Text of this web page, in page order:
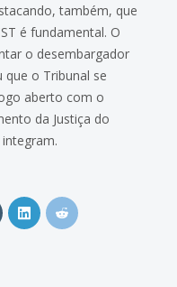
também, que
é fundamental. O
o desembargador
que o Tribunal se
aberto com o
da Justiça do